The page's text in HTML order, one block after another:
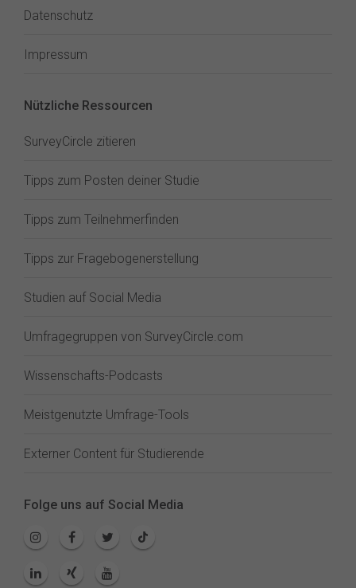
Datenschutz
Impressum
Nützliche Ressourcen
SurveyCircle zitieren
Tipps zum Posten deiner Studie
Tipps zum Teilnehmerfinden
Tipps zur Fragebogenerstellung
Studien auf Social Media
Umfragegruppen von SurveyCircle.com
Wissenschafts-Podcasts
Meistgenutzte Umfrage-Tools
Externer Content für Studierende
Folge uns auf Social Media